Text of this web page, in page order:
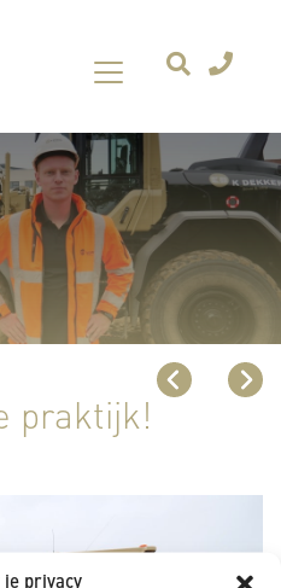
je privacy
praktijk!